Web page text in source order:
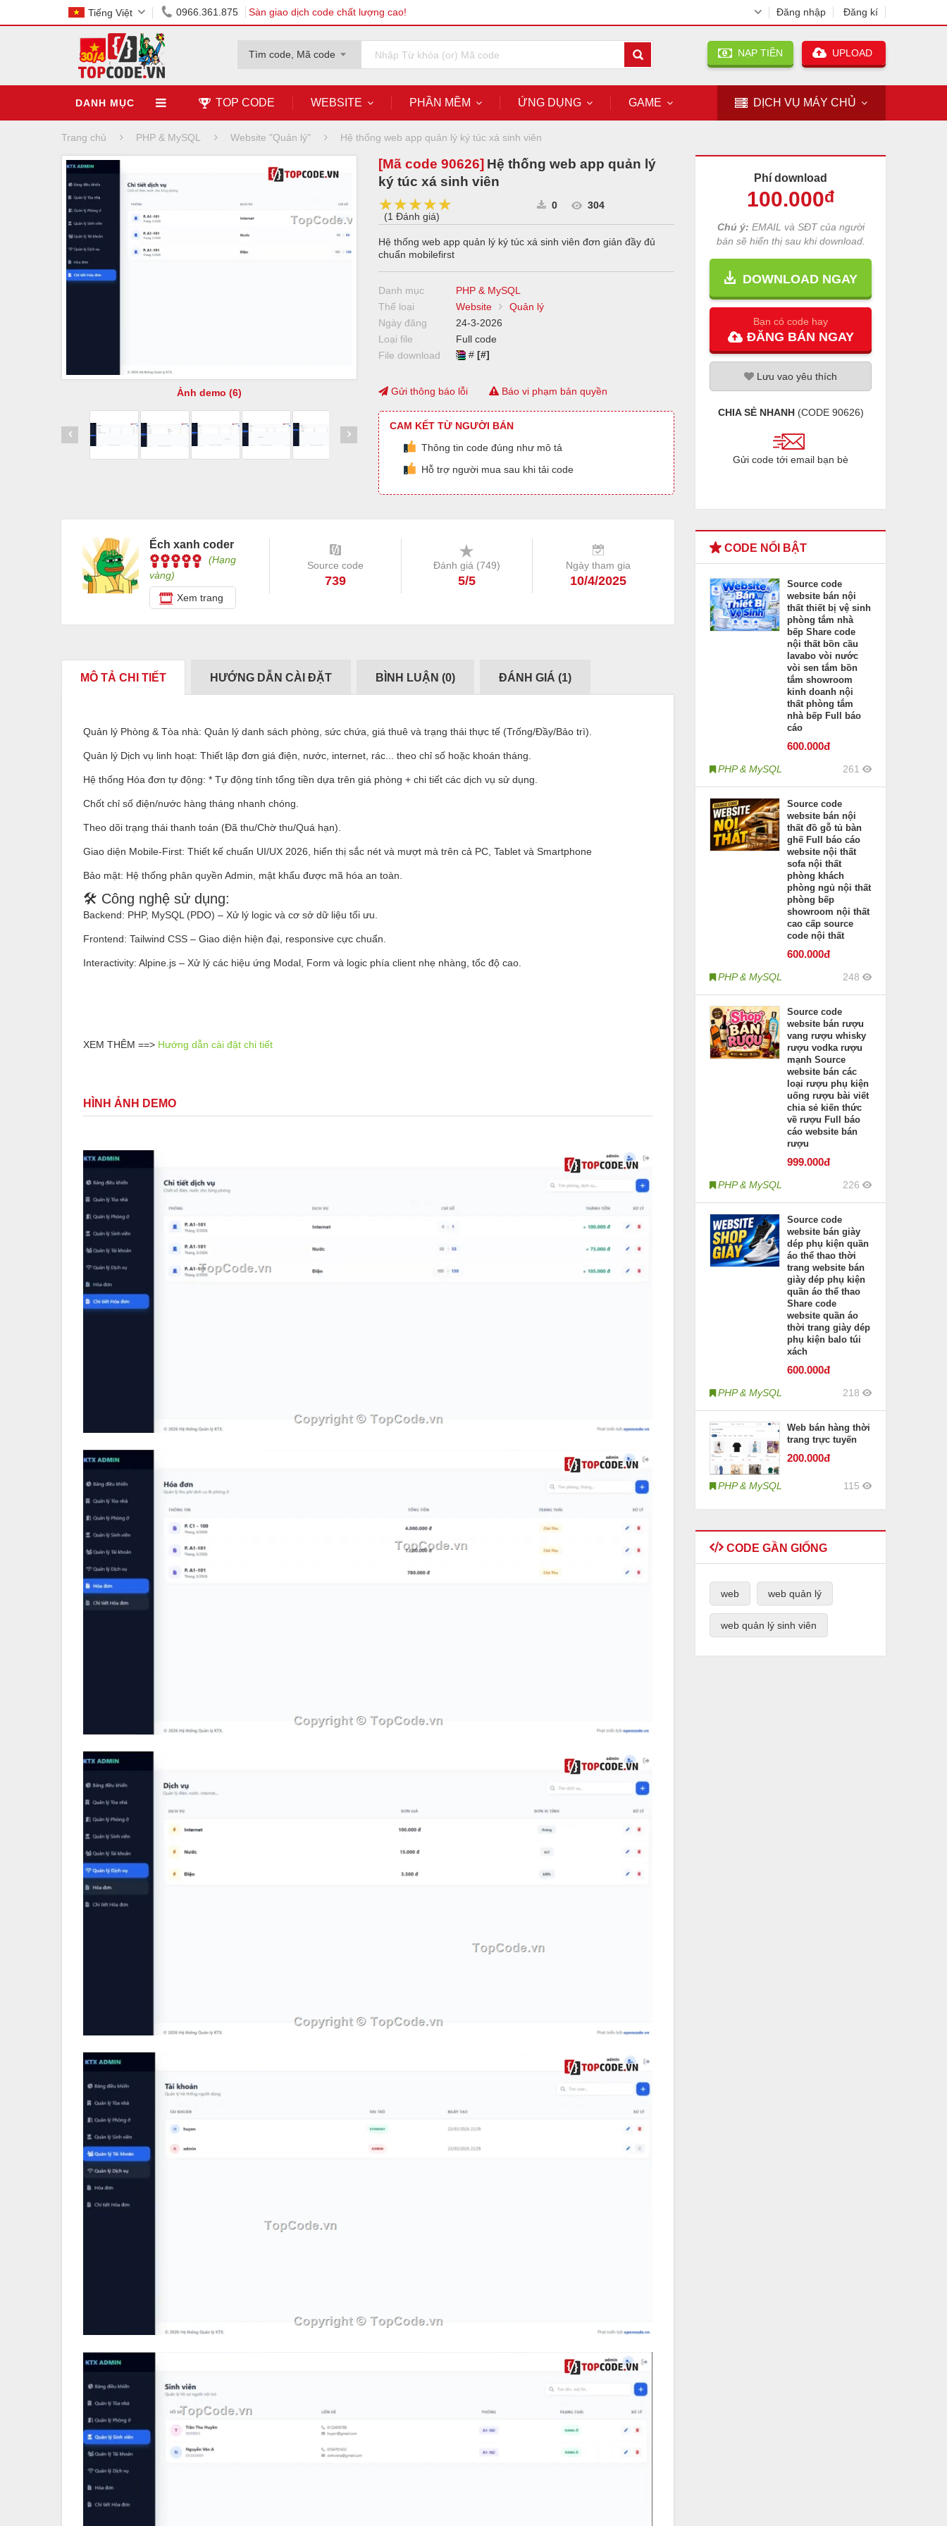
Tiếng Việt 0966.361.875 Sàn giao dịch code chất lượng cao! Đăng nhập Đăng kí
Tìm code, Mã code NẠP TIỀN UPLOAD
DANH MỤC TOP CODE WEBSITE PHẦN MỀM ỨNG DỤNG GAME DỊCH VỤ MÁY CHỦ
Trang chủ PHP & MySQL Website "Quản lý" Hệ thống web app quản lý ký túc xá sinh viên
Ảnh demo (6)
[Mã code 90626] Hệ thống web app quản lý
ký túc xá sinh viên
★★★★★
★★★★★
★★★★★
(1 Đánh giá)
0 304
Hệ thống web app quản lý ký túc xá sinh viên đơn giản đầy đủ
chuẩn mobilefirst
Danh mục
PHP & MySQL
Thể loại
Website
Quản lý
Ngày đăng
24-3-2026
Loại file
Full code
File download
# [#]
Gửi thông báo lỗi Báo vi phạm bản quyền
CAM KẾT TỪ NGƯỜI BÁN
Thông tin code đúng như mô tả
Hỗ trợ người mua sau khi tải code
Ếch xanh coder
(Hạng
vàng)
Xem trang
Source code
739
Đánh giá (749)
5/5
Ngày tham gia
10/4/2025
MÔ TẢ CHI TIẾT HƯỚNG DẪN CÀI ĐẶT BÌNH LUẬN (0) ĐÁNH GIÁ (1)
Quản lý Phòng & Tòa nhà: Quản lý danh sách phòng, sức chứa, giá thuê và trạng thái thực tế (Trống/Đầy/Bảo trì).
Quản lý Dịch vụ linh hoạt: Thiết lập đơn giá điện, nước, internet, rác... theo chỉ số hoặc khoán tháng.
Hệ thống Hóa đơn tự động: * Tự động tính tổng tiền dựa trên giá phòng + chi tiết các dịch vụ sử dụng.
Chốt chỉ số điện/nước hàng tháng nhanh chóng.
Theo dõi trạng thái thanh toán (Đã thu/Chờ thu/Quá hạn).
Giao diện Mobile-First: Thiết kế chuẩn UI/UX 2026, hiển thị sắc nét và mượt mà trên cả PC, Tablet và Smartphone
Bảo mật: Hệ thống phân quyền Admin, mật khẩu được mã hóa an toàn.
🛠 Công nghệ sử dụng:
Backend: PHP, MySQL (PDO) – Xử lý logic và cơ sở dữ liệu tối ưu.
Frontend: Tailwind CSS – Giao diện hiện đại, responsive cực chuẩn.
Interactivity: Alpine.js – Xử lý các hiệu ứng Modal, Form và logic phía client nhẹ nhàng, tốc độ cao.
XEM THÊM ==> Hướng dẫn cài đặt chi tiết
HÌNH ẢNH DEMO
Phí download
100.000đ
Chú ý: EMAIL và SĐT của người
bán sẽ hiển thị sau khi download.
DOWNLOAD NGAY
Bạn có code hay
ĐĂNG BÁN NGAY
Lưu vao yêu thích
CHIA SẺ NHANH(CODE 90626)
Gửi code tới email bạn bè
CODE NỔI BẬT
Source code
website bán nội
thất thiết bị vệ sinh
phòng tắm nhà
bếp Share code
nội thất bồn cầu
lavabo vòi nước
vòi sen tắm bồn
tắm showroom
kinh doanh nội
thất phòng tắm
nhà bếp Full báo
cáo
600.000đ
PHP & MySQL 261
Source code
website bán nội
thất đồ gỗ tủ bàn
ghế Full báo cáo
website nội thất
sofa nội thất
phòng khách
phòng ngủ nội thất
phòng bếp
showroom nội thất
cao cấp source
code nội thất
600.000đ
PHP & MySQL 248
Source code
website bán rượu
vang rượu whisky
rượu vodka rượu
mạnh Source
website bán các
loại rượu phụ kiện
uống rượu bài viết
chia sẻ kiến thức
về rượu Full báo
cáo website bán
rượu
999.000đ
PHP & MySQL 226
Source code
website bán giày
dép phụ kiện quần
áo thể thao thời
trang website bán
giày dép phụ kiện
quần áo thể thao
Share code
website quần áo
thời trang giày dép
phụ kiện balo túi
xách
600.000đ
PHP & MySQL 218
Web bán hàng thời
trang trực tuyến
200.000đ
PHP & MySQL 115
CODE GẦN GIỐNG
web web quản lý
web quản lý sinh viên